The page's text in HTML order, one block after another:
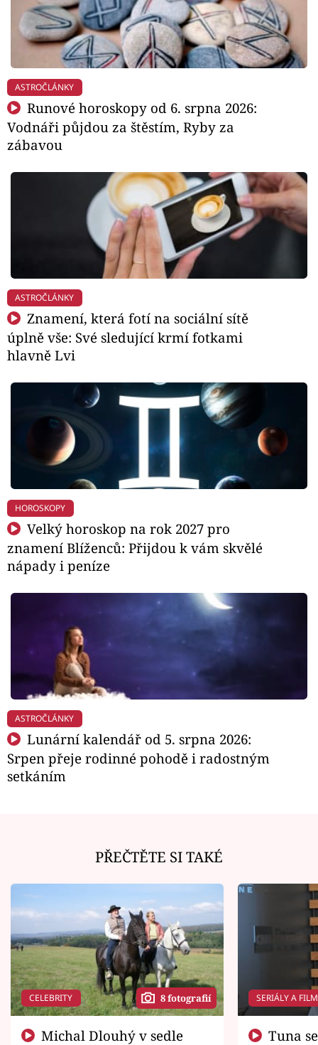
ASTROČLÁNKY
Runové horoskopy od 6. srpna 2026:
Vodnáři půjdou za štěstím, Ryby za
zábavou
ASTROČLÁNKY
Znamení, která fotí na sociální sítě
úplně vše: Své sledující krmí fotkami
hlavně Lvi
HOROSKOPY
Velký horoskop na rok 2027 pro
znamení Blíženců: Přijdou k vám skvělé
nápady i peníze
ASTROČLÁNKY
Lunární kalendář od 5. srpna 2026:
Srpen přeje rodinné pohodě i radostným
setkáním
PŘEČTĚTE SI TAKÉ
CELEBRITY 8 fotografií SERIÁLY A